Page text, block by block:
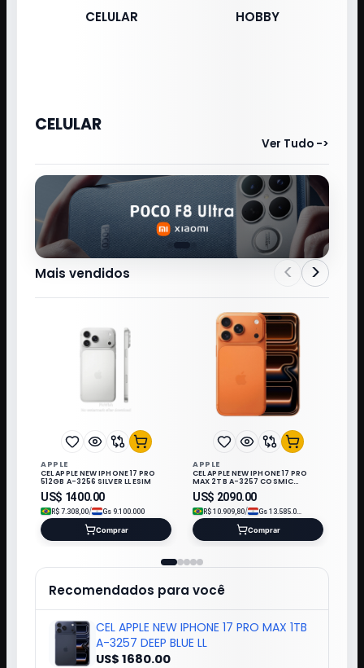
CELULAR HOBBY
CELULAR
Ver Tudo ->
Mais vendidos < >
APPLE
CEL APPLE NEW IPHONE 17 PRO
512GB A-3256 SILVER LL ESIM
US$ 1400.00
R$ 7.308,00/ Gs 9.100.000
Comprar
APPLE
CEL APPLE NEW IPHONE 17 PRO
MAX 2TB A-3257 COSMIC
ORANGE LL/A ESIM
US$ 2090.00
R$ 10.909,80/ Gs 13.585.000
Comprar
Recomendados para você
CEL APPLE NEW IPHONE 17 PRO MAX 1TB
A-3257 DEEP BLUE LL
US$ 1680.00